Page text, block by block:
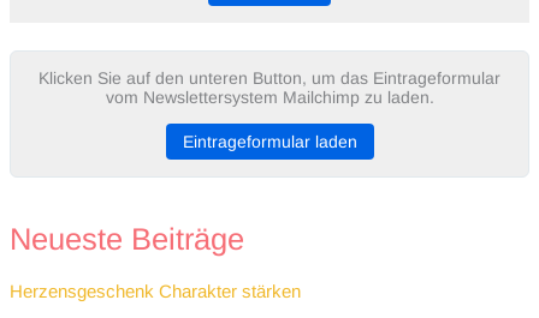
Klicken Sie auf den unteren Button, um das Eintrageformular
vom Newslettersystem Mailchimp zu laden.
Eintrageformular laden
Neueste Beiträge
Herzensgeschenk Charakter stärken